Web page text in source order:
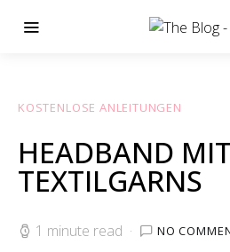
KOSTENLOSE ANLEITUNGEN
HEADBAND MIT
TEXTILGARNS
1 minute read NO